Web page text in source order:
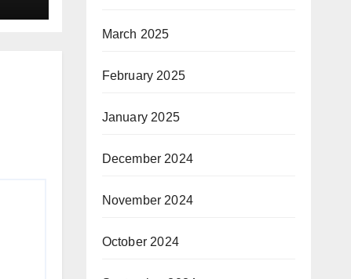
March 2025
February 2025
January 2025
December 2024
November 2024
October 2024